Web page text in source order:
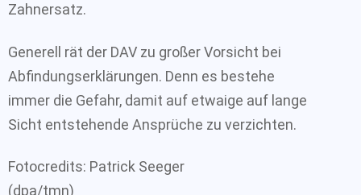
Zahnersatz.
Generell rät der DAV zu großer Vorsicht bei
Abfindungserklärungen. Denn es bestehe
immer die Gefahr, damit auf etwaige auf lange
Sicht entstehende Ansprüche zu verzichten.
Fotocredits: Patrick Seeger
(dpa/tmn)